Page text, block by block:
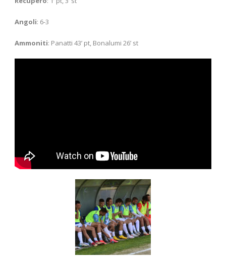
Angoli: 6-3
Ammoniti: Panatti 43’ pt, Bonalumi 26’ st